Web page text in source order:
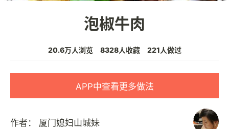
泡椒牛肉
20.6万人浏览 8328人收藏 221人做过
APP中查看更多做法
作者： 厦门媳妇山城妹